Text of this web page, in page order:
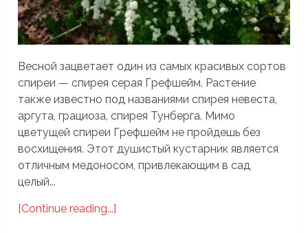
Весной зацветает один из самых красивых сортов
спиреи — спирея серая Грефшейм. Растение
также известно под названиями спирея невеста,
аргута, грациоза, спирея Тунберга. Мимо
цветущей спиреи Грефшейм не пройдешь без
восхищения. Этот душистый кустарник является
отличным медоносом, привлекающим в сад
целый...
[Continue reading...]